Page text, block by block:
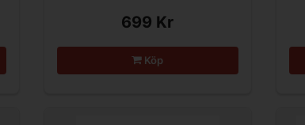
699 Kr
Köp